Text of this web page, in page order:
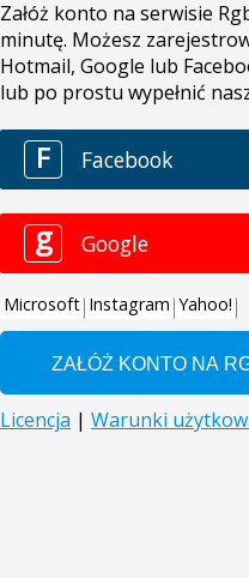
Załóż konto na serwisie
minutę. Możesz
Hotmail, Google lub
lub po prostu wypełnić
F Facebook
g Google
Microsoft Instagram Yahoo!
Licencja | Warunki